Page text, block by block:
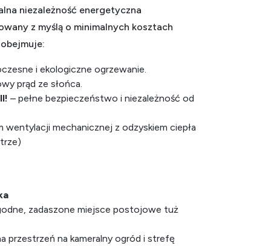
niezależność energetyczna
z myślą o minimalnych kosztach
i ekologiczne ogrzewanie.
prąd ze słońca.
– pełne bezpieczeństwo i niezależność od
wentylacji mechanicznej z odzyskiem ciepła
zadaszone miejsce postojowe tuż
przestrzeń na kameralny ogród i strefę